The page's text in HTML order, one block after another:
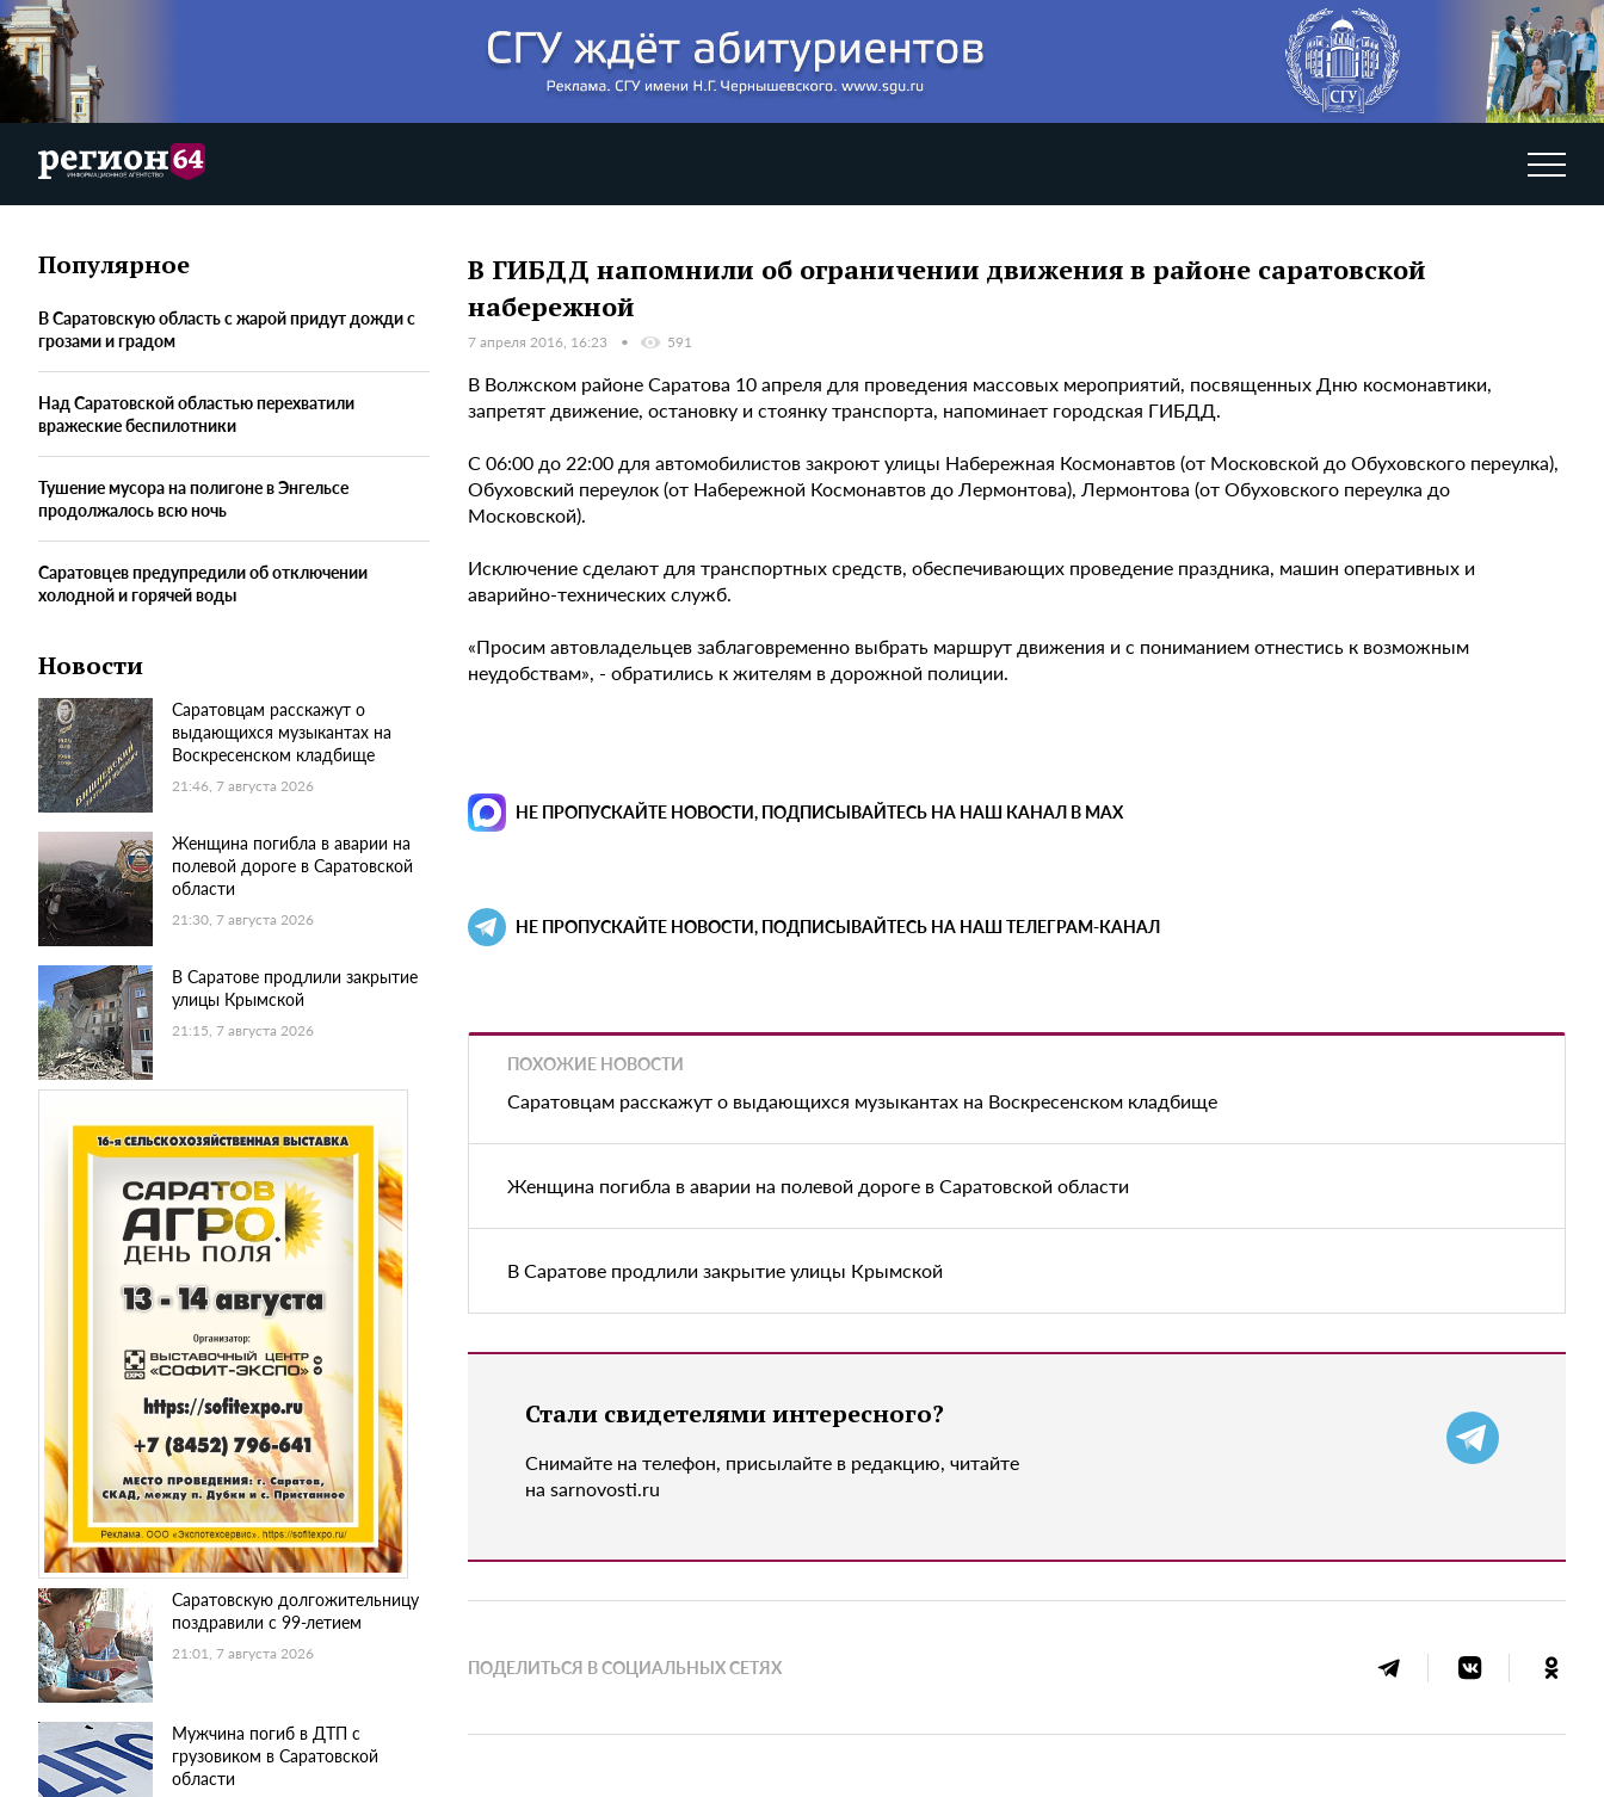
Популярное
В Саратовскую область с жарой придут дожди с
грозами и градом
Над Саратовской областью перехватили
вражеские беспилотники
Тушение мусора на полигоне в Энгельсе
продолжалось всю ночь
Саратовцев предупредили об отключении
холодной и горячей воды
Новости
Саратовцам расскажут о
выдающихся музыкантах на
Воскресенском кладбище
21:46, 7 августа 2026
Женщина погибла в аварии на
полевой дороге в Саратовской
области
21:30, 7 августа 2026
В Саратове продлили закрытие
улицы Крымской
21:15, 7 августа 2026
Саратовскую долгожительницу
поздравили с 99-летием
21:01, 7 августа 2026
Мужчина погиб в ДТП с
грузовиком в Саратовской
области
В ГИБДД напомнили об ограничении движения в районе саратовской
набережной
7 апреля 2016, 16:23 591
В Волжском районе Саратова 10 апреля для проведения массовых мероприятий, посвященных Дню космонавтики,
запретят движение, остановку и стоянку транспорта, напоминает городская ГИБДД.
С 06:00 до 22:00 для автомобилистов закроют улицы Набережная Космонавтов (от Московской до Обуховского переулка),
Обуховский переулок (от Набережной Космонавтов до Лермонтова), Лермонтова (от Обуховского переулка до
Московской).
Исключение сделают для транспортных средств, обеспечивающих проведение праздника, машин оперативных и
аварийно-технических служб.
«Просим автовладельцев заблаговременно выбрать маршрут движения и с пониманием отнестись к возможным
неудобствам», - обратились к жителям в дорожной полиции.
НЕ ПРОПУСКАЙТЕ НОВОСТИ, ПОДПИСЫВАЙТЕСЬ НА НАШ КАНАЛ В MAX
НЕ ПРОПУСКАЙТЕ НОВОСТИ, ПОДПИСЫВАЙТЕСЬ НА НАШ ТЕЛЕГРАМ-КАНАЛ
ПОХОЖИЕ НОВОСТИ
Саратовцам расскажут о выдающихся музыкантах на Воскресенском кладбище
Женщина погибла в аварии на полевой дороге в Саратовской области
В Саратове продлили закрытие улицы Крымской
Стали свидетелями интересного?
Снимайте на телефон, присылайте в редакцию, читайте
на sarnovosti.ru
ПОДЕЛИТЬСЯ В СОЦИАЛЬНЫХ СЕТЯХ